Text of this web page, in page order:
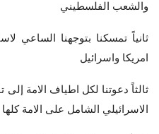
والشعب الفلسطيني
ثانياً تمسكنا بتوجهنا الساعي
امريكا واسرائيل
ثالثاً دعوتنا لكل اطياف الامة
الاسرائيلي الشامل على الامة كلها